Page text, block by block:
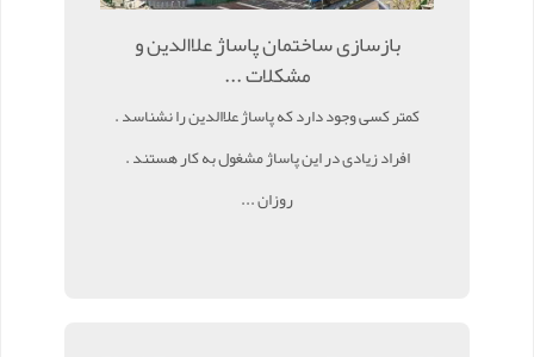
بازسازی ساختمان پاساژ علاالدین و
مشکلات ...
کمتر کسی وجود دارد که پاساژ علاالدین را نشناسد .
افراد زیادی در این پاساژ مشغول به کار هستند .
روزان ...